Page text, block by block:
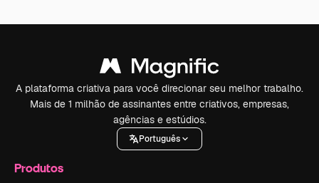
A plataforma criativa para você direcionar seu melhor trabalho.
Mais de 1 milhão de assinantes entre criativos, empresas,
agências e estúdios.
Português
Produtos